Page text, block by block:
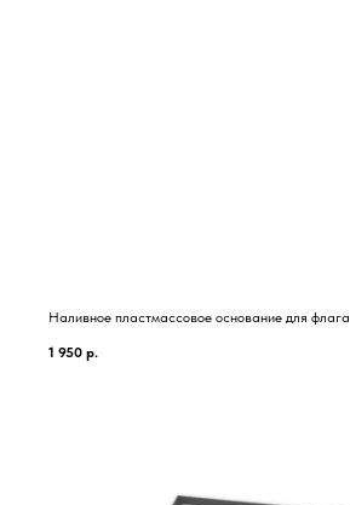
Наливное пластмассовое основание для флага
1 950 р.